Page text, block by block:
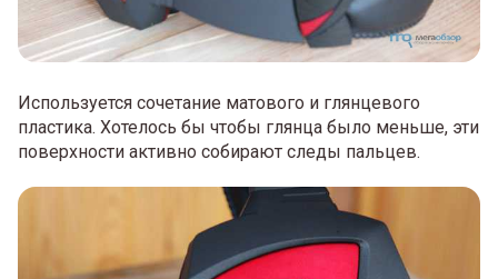
Используется сочетание матового и глянцевого
пластика. Хотелось бы чтобы глянца было меньше, эти
поверхности активно собирают следы пальцев.